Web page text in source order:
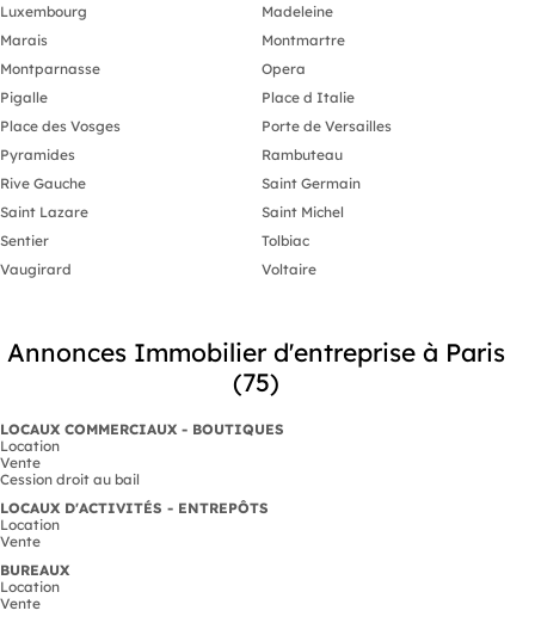
Luxembourg
Madeleine
Marais
Montmartre
Montparnasse
Opera
Pigalle
Place d Italie
Place des Vosges
Porte de Versailles
Pyramides
Rambuteau
Rive Gauche
Saint Germain
Saint Lazare
Saint Michel
Sentier
Tolbiac
Vaugirard
Voltaire
Annonces Immobilier d'entreprise à Paris
(75)
LOCAUX COMMERCIAUX - BOUTIQUES
Location
Vente
Cession droit au bail
LOCAUX D'ACTIVITÉS - ENTREPÔTS
Location
Vente
BUREAUX
Location
Vente